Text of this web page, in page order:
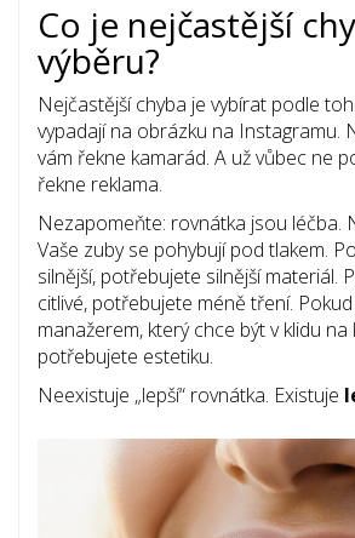
Co je nejčastější
výběru?
Nejčastější chyba je vybírat podle
vypadají na obrázku na Instagramu.
vám řekne kamarád. A už vůbec ne
řekne reklama.
Nezapomeňte: rovnátka jsou léčba.
Vaše zuby se pohybují pod tlakem.
silnější, potřebujete silnější materiál.
citlivé, potřebujete méně tření.
manažerem, který chce být v klidu
potřebujete estetiku.
Neexistuje „lepší“ rovnátka. Existuje